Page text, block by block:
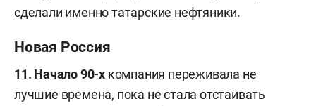
сделали именно татарские нефтяники.
Новая Россия
11. Начало 90-х компания переживала не
лучшие времена, пока не стала отстаивать